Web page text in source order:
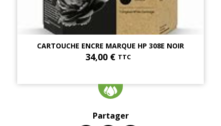
CARTOUCHE ENCRE MARQUE HP 308E NOIR
34,00 € TTC
Partager